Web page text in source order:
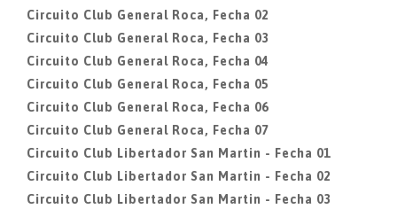
Circuito Club General Roca, Fecha 02
Circuito Club General Roca, Fecha 03
Circuito Club General Roca, Fecha 04
Circuito Club General Roca, Fecha 05
Circuito Club General Roca, Fecha 06
Circuito Club General Roca, Fecha 07
Circuito Club Libertador San Martin - Fecha 01
Circuito Club Libertador San Martin - Fecha 02
Circuito Club Libertador San Martin - Fecha 03